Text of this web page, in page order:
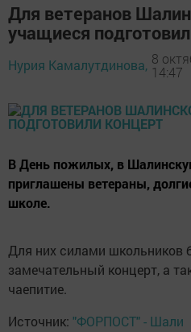
Для ветеранов
учащиеся
Нурия Камалутдинова, 8
14:47
В День пожилых, в
приглашены ветераны,
школе.
Для них силами школьников
замечательный концерт, а
чаепитие.
Источник: "ФОРПОСТ" - Шали